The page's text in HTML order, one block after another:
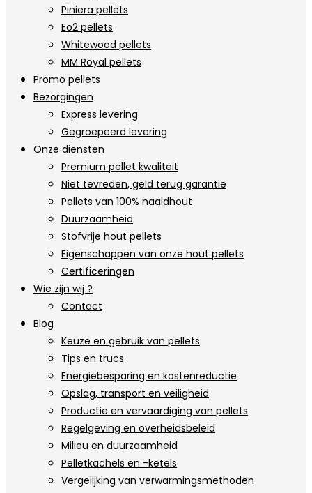
Piniera pellets
Eo2 pellets
Whitewood pellets
MM Royal pellets
Promo pellets
Bezorgingen
Express levering
Gegroepeerd levering
Onze diensten
Premium pellet kwaliteit
Niet tevreden, geld terug garantie
Pellets van 100% naaldhout
Duurzaamheid
Stofvrije hout pellets
Eigenschappen van onze hout pellets
Certificeringen
Wie zijn wij ?
Contact
Blog
Keuze en gebruik van pellets
Tips en trucs
Energiebesparing en kostenreductie
Opslag, transport en veiligheid
Productie en vervaardiging van pellets
Regelgeving en overheidsbeleid
Milieu en duurzaamheid
Pelletkachels en -ketels
Vergelijking van verwarmingsmethoden